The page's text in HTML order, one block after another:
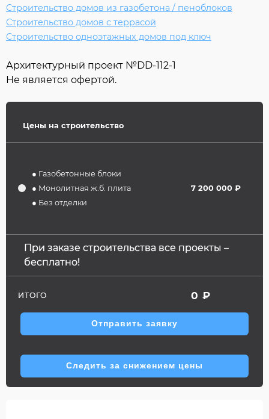
Строительство домов из газобетона / пеноблоков
Строительство домов с террасой
Строительство одноэтажных домов под ключ
Архитектурный проект №DD-112-1
Не является офертой.
Цены на строительство
● Газобетонные блоки
● Монолитная ж.б. плита
● Без отделки
7 200 000 ₽
При заказе строительства все проекты –
бесплатно!
ИТОГО 0 ₽
Отправить заявку
Следить за снижением цены